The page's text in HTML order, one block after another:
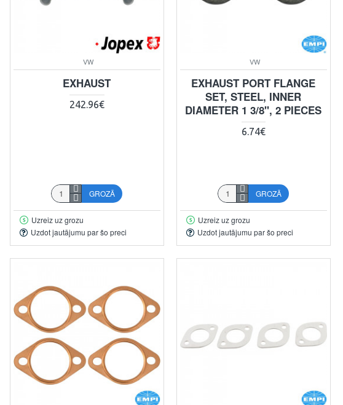
VW
EXHAUST
242.96€
GROZĀ
Uzreiz uz grozu
Uzdot jautājumu par šo preci
VW
EXHAUST PORT FLANGE
SET, STEEL, INNER
DIAMETER 1 3/8", 2 PIECES
6.74€
GROZĀ
Uzreiz uz grozu
Uzdot jautājumu par šo preci